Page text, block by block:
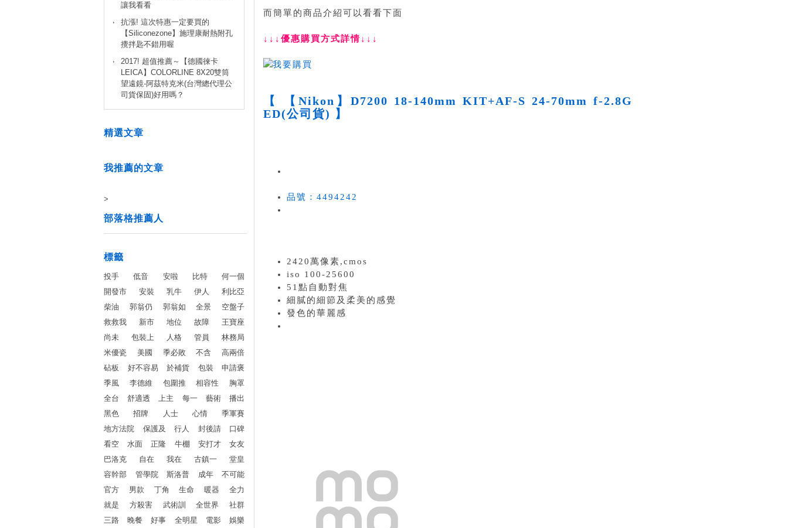
而簡單的商品介紹可以看看下面
↓↓↓優惠購買方式詳情↓↓↓
【 【Nikon】D7200 18-140mm KIT+AF-S 24-70mm f-2.8G
ED(公司貨) 】
品號：4494242
2420萬像素,cmos
iso 100-25600
51點自動對焦
細膩的細節及柔美的感覺
發色的華麗感
讓我看看
抗漲! 這次特惠一定要買的
【Siliconezone】施理康耐熱附孔
攪拌匙不錯用喔
2017! 超值推薦～【德國徠卡
LEICA】COLORLINE 8X20雙筒
望遠鏡-阿茲特克米(台灣總代理公
司貨保固)好用嗎？
精選文章
我推薦的文章
>
部落格推薦人
標籤
投手 低音 安啦 比特
何一個
開發市
安裝 乳牛 伊人
利比亞
柴油
郭翁仍 郭翁如 全景
空盤子
救救我
新市 地位 故障
王寶座
尚未
包裝上 人格 管員
林務局
米優瓷
美國 季必敗 不含
高兩倍
砧板
好不容易 於補貨 包裝
申請褒
季風
李德維 包圍推 相容性
胸罩
全台
舒適透 上主 每一 藝術
播出
黑色
招牌 人士 心情
季軍賽
地方法院
保護及 行人 封後請
口碑
看空
水面 正隆 牛棚 安打才
女友
巴洛克
自在 我在 古鎮一
堂皇
容幹部
管學院 斯洛普 成年
不可能
官方
男款 丁角 生命 暖器
全力
就是
方殺害 武術訓 全世界
社群
三路
晚餐 好事 全明星 電影
娛樂